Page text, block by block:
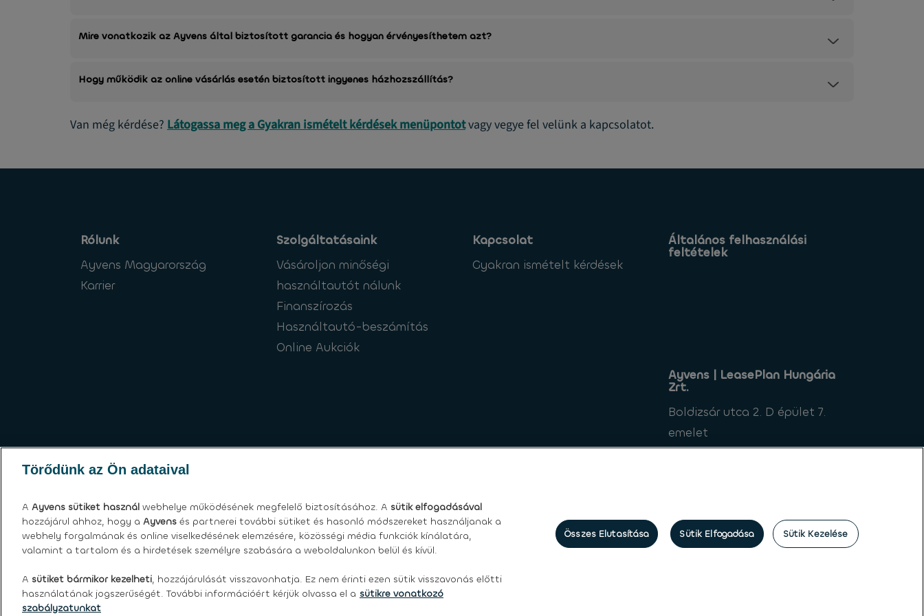
Mire vonatkozik az Ayvens által biztosított garancia és hogyan érvényesíthetem azt?
Hogy működik az online vásárlás esetén biztosított ingyenes házhozszállítás?
Van még kérdése? Látogassa meg a Gyakran ismételt kérdések menüpontotvagy vegye fel velünk a kapcsolatot.
Rólunk
Ayvens Magyarország
Karrier
Szolgáltatásaink
Vásároljon minőségi
használtautót nálunk
Finanszírozás
Használtautó-beszámítás
Online Aukciók
Kapcsolat
Gyakran ismételt kérdések
Általános felhasználási
feltételek
Ayvens | LeasePlan Hungária
Zrt.
Boldizsár utca 2. D épület 7.
emelet
1112 Budapest
©2026 Ayvens.
Törődünk az Ön adataival
A Ayvens sütiket használ webhelye működésének megfelelő biztosításához. A sütik elfogadásával
hozzájárul ahhoz, hogy a Ayvens és partnerei további sütiket és hasonló módszereket használjanak a
webhely forgalmának és online viselkedésének elemzésére, közösségi média funkciók kínálatára,
valamint a tartalom és a hirdetések személyre szabására a weboldalunkon belül és kívül.
A sütiket bármikor kezelheti, hozzájárulását visszavonhatja. Ez nem érinti ezen sütik visszavonás előtti
használatának jogszerűségét. További információért kérjük olvassa el a sütikre vonatkozó
szabályzatunkat
Sütik Kezelése
Összes Elutasítása Sütik Elfogadása